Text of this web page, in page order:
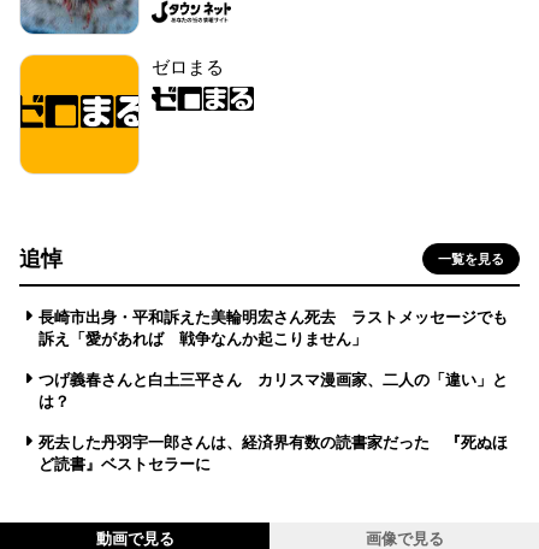
ゼロまる
追悼 一覧を見る
長崎市出身・平和訴えた美輪明宏さん死去 ラストメッセージでも
訴え「愛があれば 戦争なんか起こりません」
つげ義春さんと白土三平さん カリスマ漫画家、二人の「違い」と
は？
死去した丹羽宇一郎さんは、経済界有数の読書家だった 『死ぬほ
ど読書』ベストセラーに
動画で見る 画像で見る